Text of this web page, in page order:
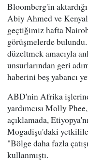
Bloomberg'in
Abiy Ahmed ve
geçtiğimiz hafta
görüşmelerde
düzeltmek amacıyla
unsurlarından geri
haberini beş yabancı
ABD'nin Afrika
yardımcısı Molly
açıklamada,
Mogadişu'daki
"Bölge daha fazla
kullanmıştı.